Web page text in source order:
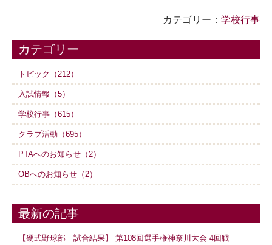
カテゴリー： 学校行事
カテゴリー
トピック（212）
入試情報（5）
学校行事（615）
クラブ活動（695）
PTAへのお知らせ（2）
OBへのお知らせ（2）
最新の記事
【硬式野球部 試合結果】 第108回選手権神奈川大会 4回戦